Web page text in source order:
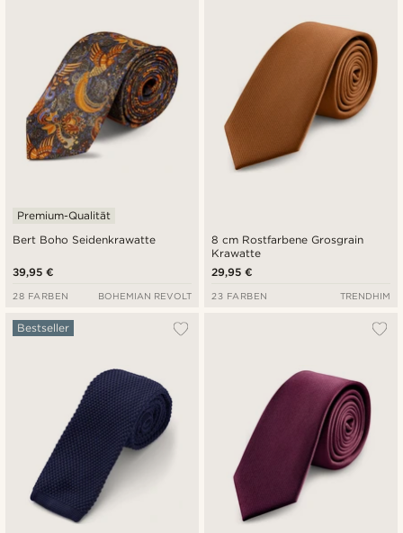
Bert Boho Seidenkrawatte
Premium-Qualität
39,95 €
28 FARBEN BOHEMIAN REVOLT
8 cm Rostfarbene Grosgrain
Krawatte
29,95 €
23 FARBEN TRENDHIM
Bestseller